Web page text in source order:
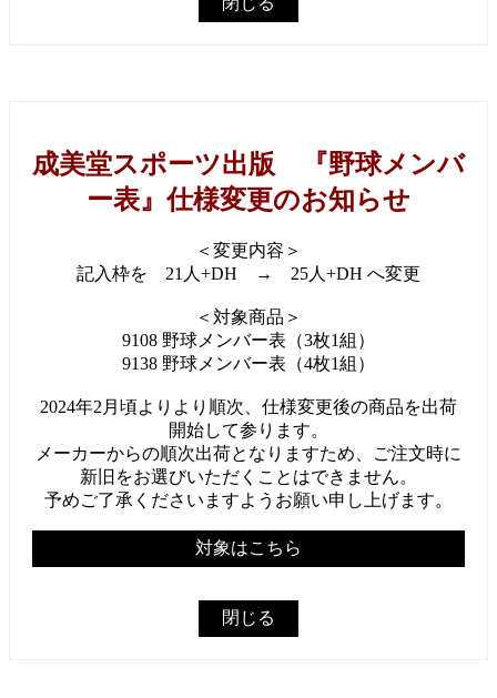
成美堂スポーツ出版 『野球メンバ
ー表』仕様変更のお知らせ
＜変更内容＞
記入枠を 21人+DH → 25人+DH へ変更
＜対象商品＞
9108 野球メンバー表（3枚1組）
9138 野球メンバー表（4枚1組）
2024年2月頃よりより順次、仕様変更後の商品を出荷
開始して参ります。
メーカーからの順次出荷となりますため、ご注文時に
新旧をお選びいただくことはできません。
予めご了承くださいますようお願い申し上げます。
対象はこちら
閉じる